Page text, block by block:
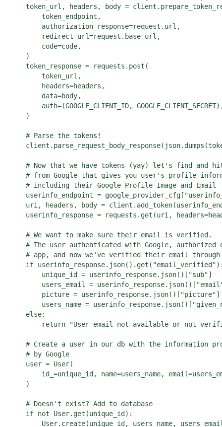
token_url, headers, body =
        token_endpoint,
        authorization_response=request.url,
        redirect_url=request.base_url,
        code=code,
    )
    token_response = requests.post(
        token_url,
        headers=headers,
        data=body,
auth=(GOOGLE_CLIENT_ID,
    )
    # Parse the tokens!
# Now that we have tokens (yay) let's find and
# from Google that gives you user's profile
    # including their Google Profile Image and Email
userinfo_endpoint =
uri, headers, body =
userinfo_response = requests.get(uri,
    # We want to make sure their email is verified.
# The user authenticated with Google, authorized
# app, and now we've verified their email through
if
        unique_id = userinfo_response.json()["sub"]
users_email =
        picture = userinfo_response.json()["picture"]
users_name =
    else:
return "User email not available or not
# Create a user in our db with the information
    # by Google
    user = User(
id_=unique_id, name=users_name,
    )
    # Doesn't exist? Add to database
    if not User.get(unique_id):
User.create(unique_id, users_name,